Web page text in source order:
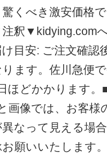
くべき激安価格
釈▼kidying.com
目安: ご注文確認
ます。佐川急便
ほどかかります。
画像では、お客様
異なって見える場
願いいたします